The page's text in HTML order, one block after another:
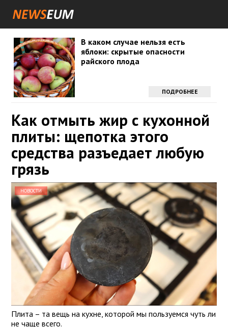
В каком случае нельзя есть
яблоки: скрытые опасности
райского плода
ПОДРОБНЕЕ
Как отмыть жир с кухонной
плиты: щепотка этого
средства разъедает любую
грязь
НОВОСТИ
Плита – та вещь на кухне, которой мы пользуемся чуть ли
не чаще всего.